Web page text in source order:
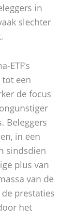
in
slechter
ETF’s
een
de focus
Beleggers
in een
sindsdien
plus van
van de
prestaties
het